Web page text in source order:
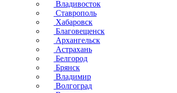
Владивосток
Ставрополь
Хабаровск
Благовещенск
Архангельск
Астрахань
Белгород
Брянск
Владимир
Волгоград